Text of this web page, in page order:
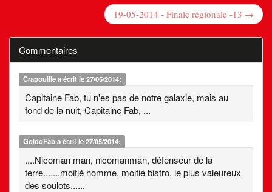
19-05-2014 - Finale régionale -13 →
Commentaires
Crapouillea écrit le 27/05/2014:
Capitaine Fab, tu n'es pas de notre galaxie, mais au
fond de la nuit, Capitaine Fab, ...
GoldoFaba écrit le 27/05/2014:
....Nicoman man, nicomanman, défenseur de la
terre.......moitié homme, moitié bistro, le plus valeureux
des soulots......